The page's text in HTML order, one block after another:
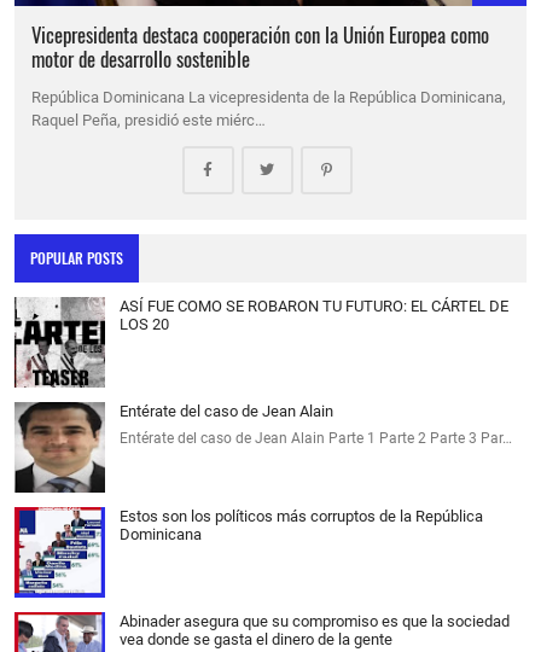
Vicepresidenta destaca cooperación con la Unión Europea como
motor de desarrollo sostenible
República Dominicana La vicepresidenta de la República Dominicana,
Raquel Peña, presidió este miérc…
POPULAR POSTS
ASÍ FUE COMO SE ROBARON TU FUTURO: EL CÁRTEL DE
LOS 20
Entérate del caso de Jean Alain
Entérate del caso de Jean Alain Parte 1 Parte 2 Parte 3 Par…
Estos son los políticos más corruptos de la República
Dominicana
Abinader asegura que su compromiso es que la sociedad
vea donde se gasta el dinero de la gente